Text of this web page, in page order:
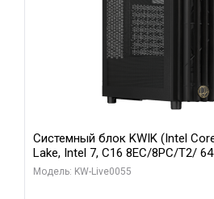
Системный блок KWIK (Intel
Lake, Intel 7, C16 8EC/8PC/T2/
MSI RTX5080 SHADOW 3X OC
Модель: KW-Live0055